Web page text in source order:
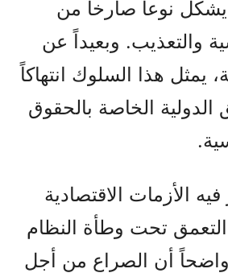
يشكل نوعاً صارخاً من
والتعذيب. وبعيداً عن
يمثل هذا السلوك انتهاكاً
الدولية الخاصة بالحقوق
الأزمات الاقتصادية
تحت وطأة النظام
واضحاً أن الصراع من أجل